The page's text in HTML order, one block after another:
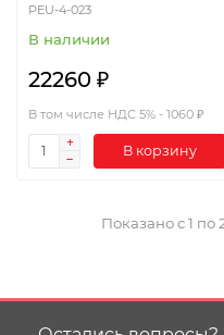
PEU-4-023
В наличии
22260 ₽
В том числе НДС 5% - 1060 ₽
В корзину
Показано с 1 по